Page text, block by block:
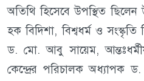
অতিথি হিসেবে উপস্থিত ছিলেন
হক বিদিশা, বিশ্বধর্ম ও
ড. মো. আবু সায়েম,
কেন্দ্রের পরিচালক অধ্যাপক